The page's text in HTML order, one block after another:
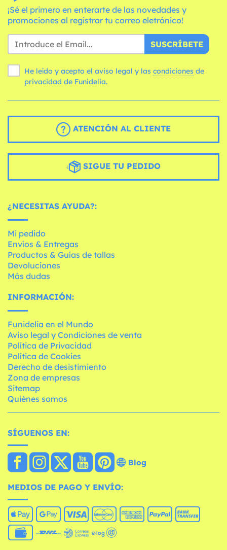
¡Sé el primero en enterarte de las novedades y
promociones al registrar tu correo eletrónico!
SUSCRÍBETE
He leído y acepto el aviso legal y las condiciones
privacidad de Funidelia.
ATENCIÓN AL CLIENTE
SIGUE TU PEDIDO
¿NECESITAS AYUDA?:
Mi pedido
Envíos & Entregas
Productos & Guías de tallas
Devoluciones
Más dudas
INFORMACIÓN:
Funidelia en el Mundo
Aviso legal y Condiciones de venta
Política de Privacidad
Política de Cookies
Derecho de desistimiento
Zona de empresas
Sitemap
Quiénes somos
SÍGUENOS EN:
Blog
MEDIOS DE PAGO Y ENVÍO: